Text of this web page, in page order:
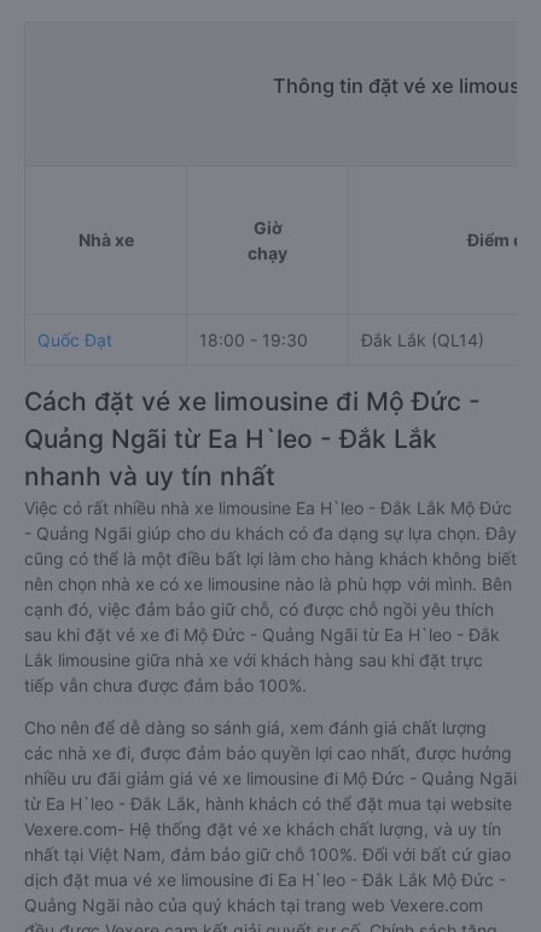
Thông tin đặt vé xe
Nhà xe
Giờ
chạy
Điểm đi
Quốc Đạt 18:00 - 19:30 Đắk Lắk (QL14)
Cách đặt vé xe limousine đi Mộ Đức -
Quảng Ngãi từ Ea H`leo - Đắk Lắk
nhanh và uy tín nhất
Việc có rất nhiều nhà xe limousine Ea H`leo - Đắk Lắk Mộ Đức
- Quảng Ngãi giúp cho du khách có đa dạng sự lựa chọn. Đây
cũng có thể là một điều bất lợi làm cho hàng khách không biết
nên chọn nhà xe có xe limousine nào là phù hợp với mình. Bên
cạnh đó, việc đảm bảo giữ chỗ, có được chỗ ngồi yêu thích
sau khi đặt vé xe đi Mộ Đức - Quảng Ngãi từ Ea H`leo - Đắk
Lắk limousine giữa nhà xe với khách hàng sau khi đặt trực
tiếp vẫn chưa được đảm bảo 100%.
Cho nên để dễ dàng so sánh giá, xem đánh giá chất lượng
các nhà xe đi, được đảm bảo quyền lợi cao nhất, được hưởng
nhiều ưu đãi giảm giá vé xe limousine đi Mộ Đức - Quảng Ngãi
từ Ea H`leo - Đắk Lắk, hành khách có thể đặt mua tại website
Vexere.com- Hệ thống đặt vé xe khách chất lượng, và uy tín
nhất tại Việt Nam, đảm bảo giữ chỗ 100%. Đối với bất cứ giao
dịch đặt mua vé xe limousine đi Ea H`leo - Đắk Lắk Mộ Đức -
Quảng Ngãi nào của quý khách tại trang web Vexere.com